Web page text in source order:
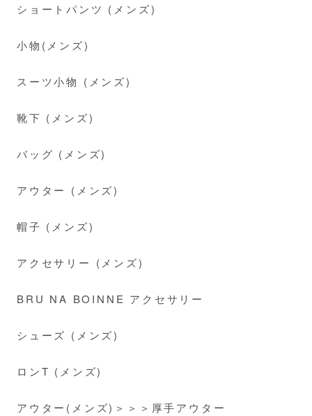
ショートパンツ (メンズ)
小物(メンズ)
スーツ小物 (メンズ)
靴下 (メンズ)
バッグ (メンズ)
アウター (メンズ)
帽子 (メンズ)
アクセサリー (メンズ)
BRU NA BOINNE アクセサリー
シューズ (メンズ)
ロンT (メンズ)
アウター(メンズ)＞＞＞厚手アウター